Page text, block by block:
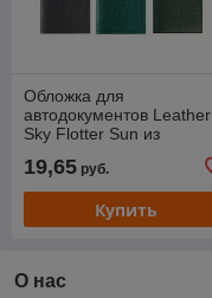
Обложка для
автодокументов Leather
Sky Flotter Sun из
19,65 руб.
Купить
О нас